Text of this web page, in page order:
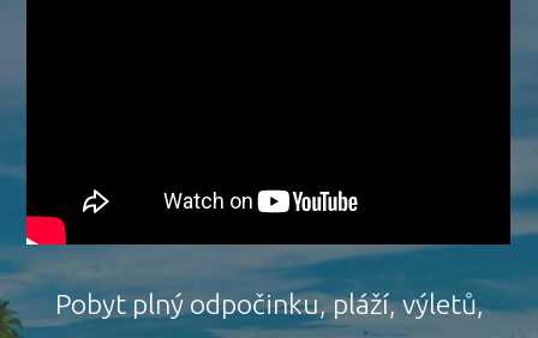
Pobyt plný odpočinku, pláží, výletů,